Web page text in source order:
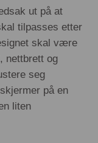
ut på at
tilpasses etter
skal være
nettbrett og
seg
på en
liten